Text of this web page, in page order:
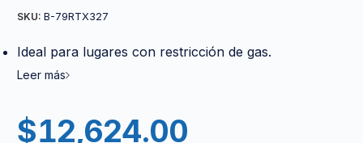
SKU: B-79RTX327
Ideal para lugares con restricción de gas.
Leer más
$12,624.00